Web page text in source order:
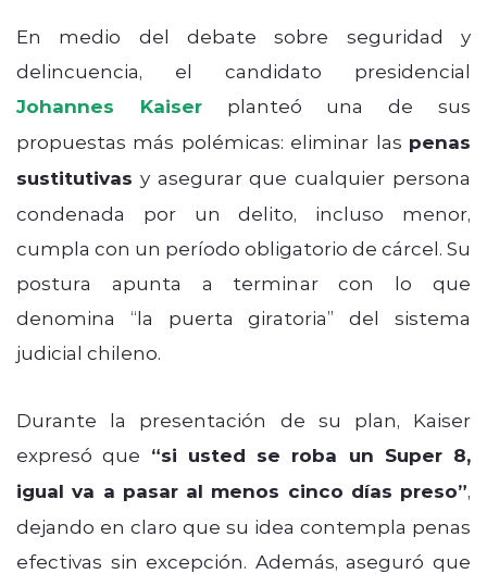
En medio del debate sobre seguridad y
delincuencia, el candidato presidencial
Johannes Kaiserplanteó una de sus
propuestas más polémicas: eliminar las penas
sustitutivas y asegurar que cualquier persona
condenada por un delito, incluso menor,
cumpla con un período obligatorio de cárcel. Su
postura apunta a terminar con lo que
denomina “la puerta giratoria” del sistema
judicial chileno.
Durante la presentación de su plan, Kaiser
expresó que “si usted se roba un Super 8,
igual va a pasar al menos cinco días preso”,
dejando en claro que su idea contempla penas
efectivas sin excepción. Además, aseguró que